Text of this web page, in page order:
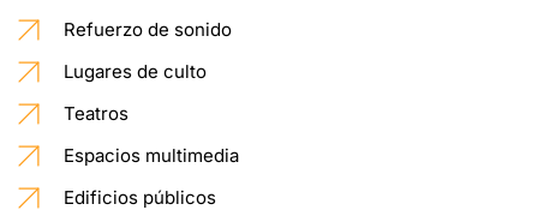
Refuerzo de sonido
Lugares de culto
Teatros
Espacios multimedia
Edificios públicos